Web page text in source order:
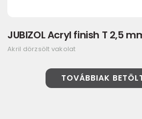
JUBIZOL Acryl finish T 2,5
Akril dörzsölt vakolat
TOVÁBBIAK